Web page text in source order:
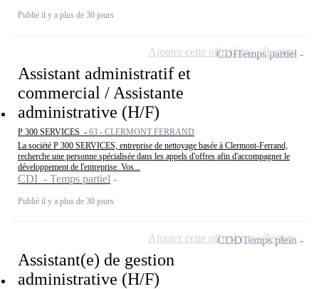
Publié il y a plus de 30 jours
Assistant administratif et
commercial / Assistante
administrative (H/F)
P 300 SERVICES - 63 - CLERMONT FERRAND
La société P 300 SERVICES, entreprise de nettoyage basée à Clermont-Ferrand,
recherche une personne spécialisée dans les appels d'offres afin d'accompagner le
développement de l'entreprise. Vos...
CDI - Temps partiel
Publié il y a plus de 30 jours
CDITemps partiel
Ajouter cette offre à ma sélection
Assistant(e) de gestion
administrative (H/F)
CDDTemps plein
Ajouter cette offre à ma sélection